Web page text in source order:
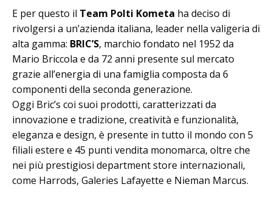
E per questo il Team Polti Kometa ha deciso di
rivolgersi a un’azienda italiana, leader nella valigeria di
alta gamma: BRIC’S, marchio fondato nel 1952 da
Mario Briccola e da 72 anni presente sul mercato
grazie all’energia di una famiglia composta da 6
componenti della seconda generazione.
Oggi Bric’s coi suoi prodotti, caratterizzati da
innovazione e tradizione, creatività e funzionalità,
eleganza e design, è presente in tutto il mondo con 5
filiali estere e 45 punti vendita monomarca, oltre che
nei più prestigiosi department store internazionali,
come Harrods, Galeries Lafayette e Nieman Marcus.